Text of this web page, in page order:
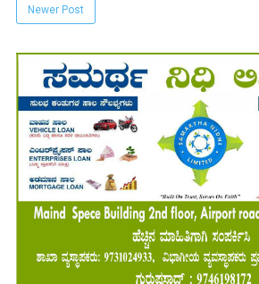
Newer Post